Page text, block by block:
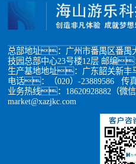
总部地址：广州市番禺区番禺
技园总部中心23号楼12层 邮编
生产基地地址：广东韶关新丰
电话：（020）-23889586 传
业务热线：18620928882（微
market@xazjkc.com